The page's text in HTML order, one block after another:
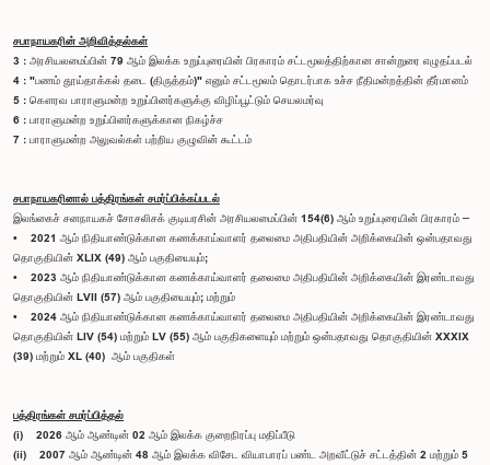
சபாநாயகரின் அறிவித்தல்கள்
3 : அரசியலமைப்பின் 79 ஆம் இலக்க உறுப்புரையின் பிரகாரம் சட்டமூலத்திற்கான சான்றுரை எழுதப்படல்
4 : "பணம் தூய்தாக்கல் தடை (திருத்தம்)" எனும் சட்டமூலம் தொடர்பாக உச்ச நீதிமன்றத்தின் தீர்மானம்
5 : கௌரவ பாராளுமன்ற உறுப்பினர்களுக்கு விழிப்பூட்டும் செயலமர்வு
6 : பாராளுமன்ற உறுப்பினர்களுக்கான நிகழ்ச்ச
7 : பாராளுமன்ற அலுவல்கள் பற்றிய குழுவின் கூட்டம்
சபாநாயகரினால் பத்திரங்கள் சமர்ப்பிக்கப்படல்
இலங்கைச் சனநாயகச் சோசலிசக் குடியரசின் அரசியலமைப்பின் 154(6) ஆம் உறுப்புரையின் பிரகாரம் ─
• 2021 ஆம் நிதியாண்டுக்கான கணக்காய்வாளர் தலைமை அதிபதியின் அறிக்கையின் ஒன்பதாவது
தொகுதியின் XLIX (49) ஆம் பகுதியையும்;
• 2023 ஆம் நிதியாண்டுக்கான கணக்காய்வாளர் தலைமை அதிபதியின் அறிக்கையின் இரண்டாவது
தொகுதியின் LVII (57) ஆம் பகுதியையும்; மற்றும்
• 2024 ஆம் நிதியாண்டுக்கான கணக்காய்வாளர் தலைமை அதிபதியின் அறிக்கையின் இரண்டாவது
தொகுதியின் LIV (54) மற்றும் LV (55) ஆம் பகுதிகளையும் மற்றும் ஒன்பதாவது தொகுதியின் XXXIX
(39) மற்றும் XL (40) ஆம் பகுதிகள்
பத்திரங்கள் சமர்ப்பித்தல்
(i) 2026 ஆம் ஆண்டின் 02 ஆம் இலக்க குறைநிரப்பு மதிப்பீடு
(ii) 2007 ஆம் ஆண்டின் 48 ஆம் இலக்க விசேட வியாபாரப் பண்ட அறவீட்டுச் சட்டத்தின் 2 மற்றும் 5